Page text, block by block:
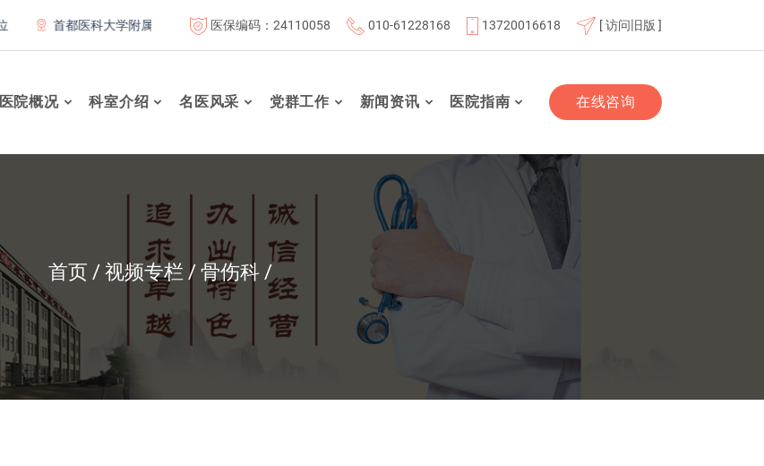
首都医科大学附属北京康复医院联体成员单位 北京航天总医院联体成员单位 北京市老年友善医疗机构
医保编码：24110058 010-61228168 13720016618 [ 访问旧版 ]
医院概况 科室介绍 名医风采 党群工作 新闻资讯 医院指南 在线咨询
首页 视频专栏 骨伤科